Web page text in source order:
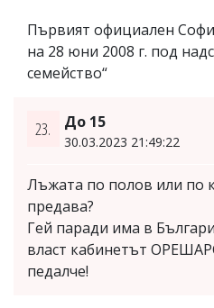
Първият официален
на 28 юни 2008 г. под
семейство“
23. До 15
30.03.2023 21:49:22
Лъжата по полов или по
предава?
Гей паради има в
власт кабинетът
педалче!